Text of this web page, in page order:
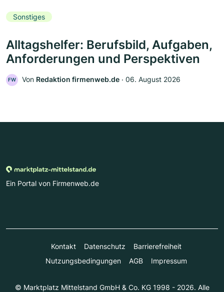
Sonstiges
Alltagshelfer: Berufsbild, Aufgaben,
Anforderungen und Perspektiven
FW Von Redaktion firmenweb.de ‧ 06. August 2026
Ein Portal von Firmenweb.de
Kontakt Datenschutz
Barrierefreiheit
Nutzungsbedingungen
AGB Impressum
© Marktplatz Mittelstand GmbH & Co. KG 1998 - 2026. Alle